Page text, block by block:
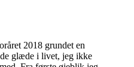
2018 grundet en
glæde i livet, jeg ikke